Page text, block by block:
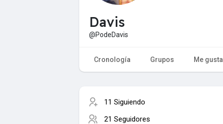
Davis
@PodeDavis
Cronología Grupos Me gusta
11 Siguiendo
21 Seguidores